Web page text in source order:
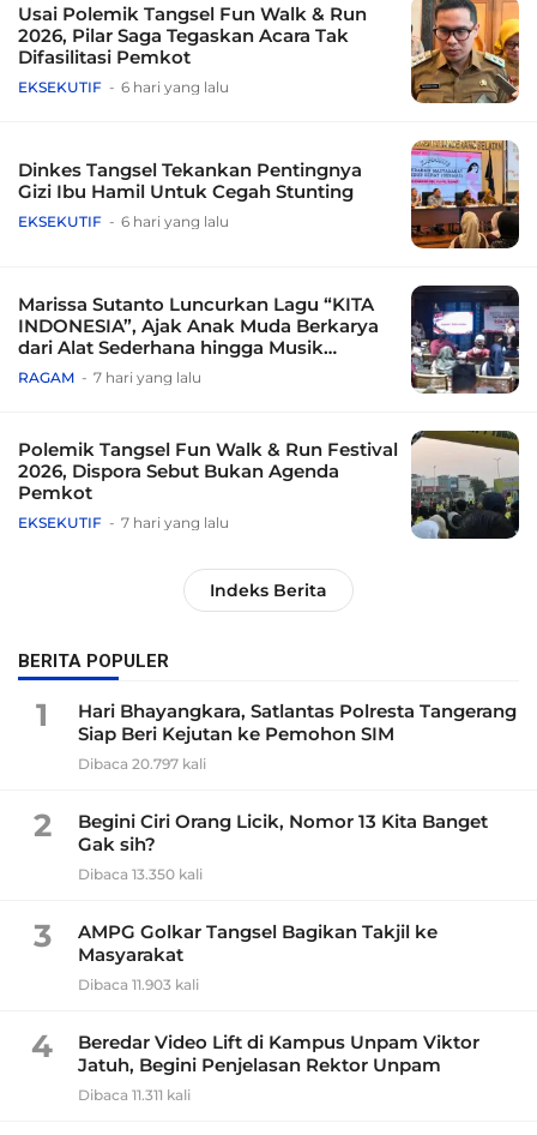
Usai Polemik Tangsel Fun Walk & Run
2026, Pilar Saga Tegaskan Acara Tak
Difasilitasi Pemkot
EKSEKUTIF 6 hari yang lalu
Dinkes Tangsel Tekankan Pentingnya
Gizi Ibu Hamil Untuk Cegah Stunting
EKSEKUTIF 6 hari yang lalu
Marissa Sutanto Luncurkan Lagu “KITA
INDONESIA”, Ajak Anak Muda Berkarya
dari Alat Sederhana hingga Musik
Tradisional
RAGAM 7 hari yang lalu
Polemik Tangsel Fun Walk & Run Festival
2026, Dispora Sebut Bukan Agenda
Pemkot
EKSEKUTIF 7 hari yang lalu
Indeks Berita
BERITA POPULER
1
Hari Bhayangkara, Satlantas Polresta Tangerang
Siap Beri Kejutan ke Pemohon SIM
Dibaca 20.797 kali
2
Begini Ciri Orang Licik, Nomor 13 Kita Banget
Gak sih?
Dibaca 13.350 kali
3
AMPG Golkar Tangsel Bagikan Takjil ke
Masyarakat
Dibaca 11.903 kali
4
Beredar Video Lift di Kampus Unpam Viktor
Jatuh, Begini Penjelasan Rektor Unpam
Dibaca 11.311 kali